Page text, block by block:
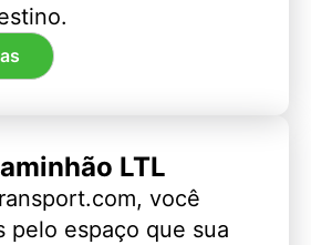
LTL
você
pelo espaço que sua